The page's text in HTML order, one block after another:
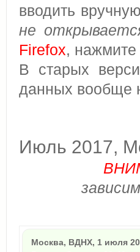
вводить вручную
не
Firefox, нажмите
В старых
данных вообще
Июль 2017,
Москва, ВДНХ, 1 июля